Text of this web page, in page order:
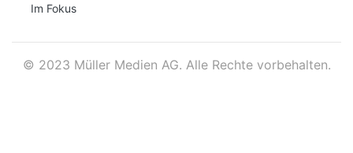
Im Fokus
© 2023 Müller Medien AG. Alle Rechte vorbehalten.